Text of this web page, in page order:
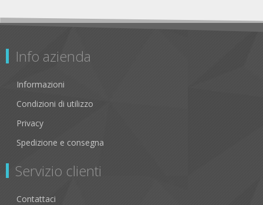
Info azienda
Informazioni
Condizioni di utilizzo
Privacy
Spedizione e consegna
Servizio clienti
Contattaci